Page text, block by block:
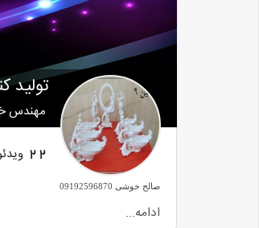
تولید
مهندس خوشی
22
صالح خوشی 09192596870
داخل سایت سمت چپ کنار صفحه دسته بندی
ادامه...